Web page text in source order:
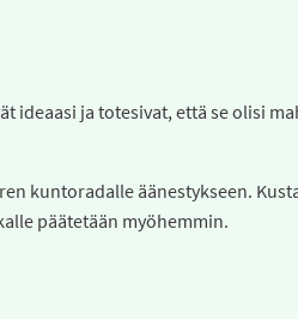
ideaasi ja totesivat, että se olisi
kuntoradalle äänestykseen.
päätetään myöhemmin.